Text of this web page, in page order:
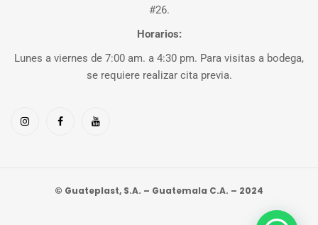
#26.
Horarios:
Lunes a viernes de 7:00 am. a 4:30 pm. Para visitas a bodega,
se requiere realizar cita previa.
© Guateplast, S.A. – Guatemala C.A. – 2024